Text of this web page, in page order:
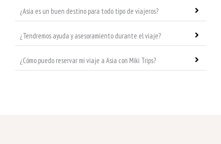
¿Asia es un buen destino para todo tipo de viajeros?
¿Tendremos ayuda y asesoramiento durante el viaje?
¿Cómo puedo reservar mi viaje a Asia con Miki Trips?